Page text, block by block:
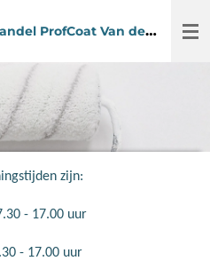
ProfCoat Van der Kammen
zijn:
- 17.00 uur
- 17.00 uur